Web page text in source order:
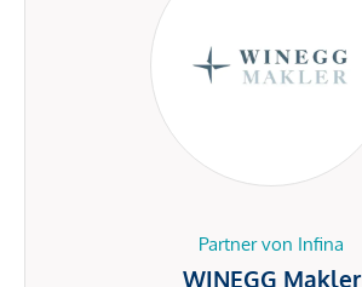
Partner von Infina
WINEGG Makler